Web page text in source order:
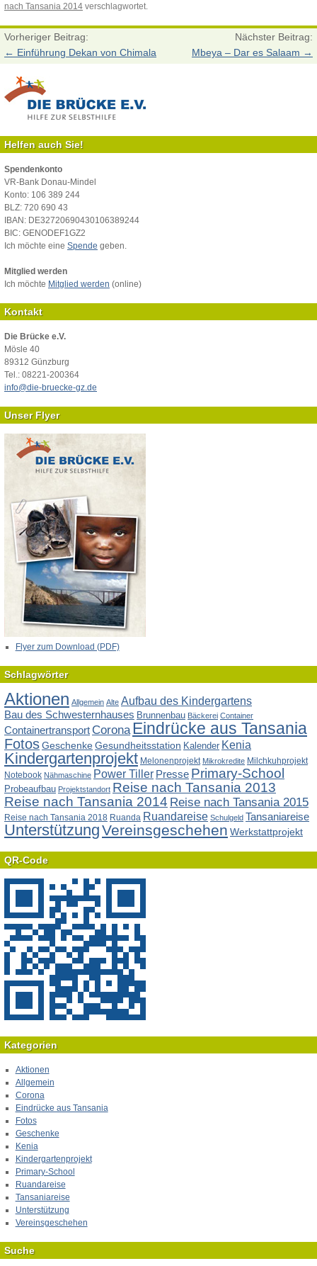
nach Tansania 2014 verschlagwortet.
Vorheriger Beitrag:
← Einführung Dekan von Chimala
Nächster Beitrag:
Mbeya – Dar es Salaam →
Helfen auch Sie!
Spendenkonto
VR-Bank Donau-Mindel
Konto: 106 389 244
BLZ: 720 690 43
IBAN: DE32720690430106389244
BIC: GENODEF1GZ2
Ich möchte eine Spende geben.
Mitglied werden
Ich möchte Mitglied werden (online)
Kontakt
Die Brücke e.V.
Mösle 40
89312 Günzburg
Tel.: 08221-200364
info@die-bruecke-gz.de
Unser Flyer
Flyer zum Download (PDF)
Schlagwörter
Aktionen Allgemein Alte Aufbau des Kindergartens
Bau des Schwesternhauses Brunnenbau Bäckerei Container
Containertransport Corona Eindrücke aus Tansania
FotosGeschenkeGesundheitsstation Kalender Kenia
Kindergartenprojekt Melonenprojekt Mikrokredite Milchkuhprojekt
Notebook Nähmaschine Power Tiller Presse Primary-School
Probeaufbau Projektstandort Reise nach Tansania 2013
Reise nach Tansania 2014 Reise nach Tansania 2015
Reise nach Tansania 2018 Ruanda Ruandareise Schulgeld Tansaniareise
UnterstützungVereinsgeschehen Werkstattprojekt
QR-Code
Kategorien
Aktionen
Allgemein
Corona
Eindrücke aus Tansania
Fotos
Geschenke
Kenia
Kindergartenprojekt
Primary-School
Ruandareise
Tansaniareise
Unterstützung
Vereinsgeschehen
Suche